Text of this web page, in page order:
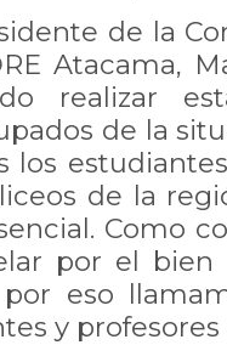
de la
Atacama,
realizar
de la
los
de la
Como
por el
eso
y profesores